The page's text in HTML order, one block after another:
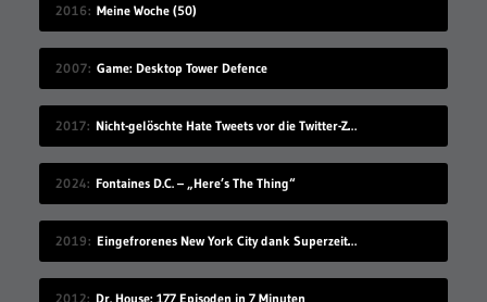
2016 Meine Woche (50)
2007 Game: Desktop Tower Defence
2017 Nicht-gelöschte Hate Tweets vor die Twitter-Zentrale gesprüht
2024 Fontaines D.C. – „Here’s The Thing“
2019 Eingefrorenes New York City dank Superzeitlupe
2012 Dr. House: 177 Episoden in 7 Minuten